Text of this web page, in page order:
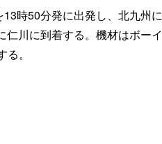
時50分発に出発し、北九州
仁川に到着する。機材はボー
。